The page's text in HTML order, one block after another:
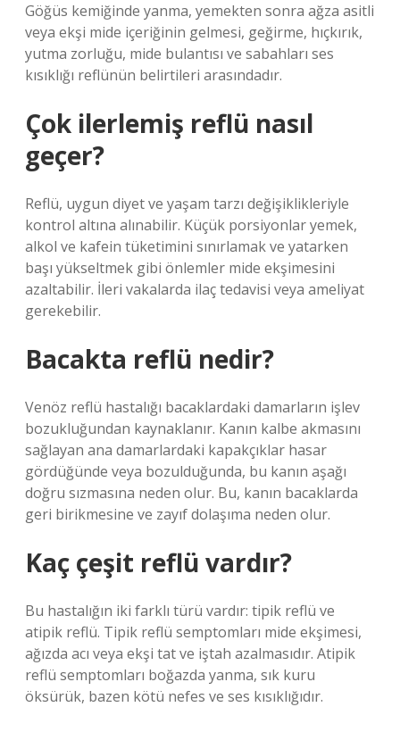
Göğüs kemiğinde yanma, yemekten sonra ağza asitli
veya ekşi mide içeriğinin gelmesi, geğirme, hıçkırık,
yutma zorluğu, mide bulantısı ve sabahları ses
kısıklığı reflünün belirtileri arasındadır.
Çok ilerlemiş reflü nasıl
geçer?
Reflü, uygun diyet ve yaşam tarzı değişiklikleriyle
kontrol altına alınabilir. Küçük porsiyonlar yemek,
alkol ve kafein tüketimini sınırlamak ve yatarken
başı yükseltmek gibi önlemler mide ekşimesini
azaltabilir. İleri vakalarda ilaç tedavisi veya ameliyat
gerekebilir.
Bacakta reflü nedir?
Venöz reflü hastalığı bacaklardaki damarların işlev
bozukluğundan kaynaklanır. Kanın kalbe akmasını
sağlayan ana damarlardaki kapakçıklar hasar
gördüğünde veya bozulduğunda, bu kanın aşağı
doğru sızmasına neden olur. Bu, kanın bacaklarda
geri birikmesine ve zayıf dolaşıma neden olur.
Kaç çeşit reflü vardır?
Bu hastalığın iki farklı türü vardır: tipik reflü ve
atipik reflü. Tipik reflü semptomları mide ekşimesi,
ağızda acı veya ekşi tat ve iştah azalmasıdır. Atipik
reflü semptomları boğazda yanma, sık kuru
öksürük, bazen kötü nefes ve ses kısıklığıdır.